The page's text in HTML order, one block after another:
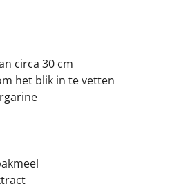
circa 30 cm
het blik in te vetten